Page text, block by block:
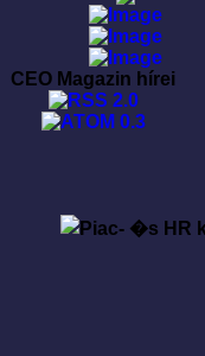
CEO Magazin hírei